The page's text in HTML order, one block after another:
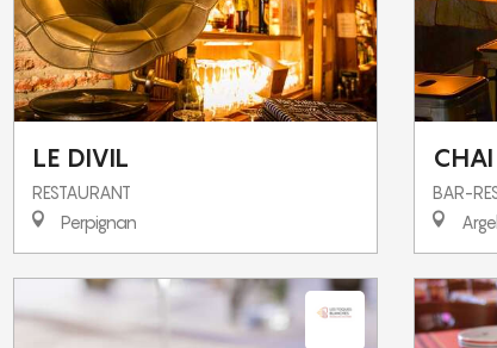
LE DIVIL
RESTAURANT
Perpignan
CHAI
BAR-